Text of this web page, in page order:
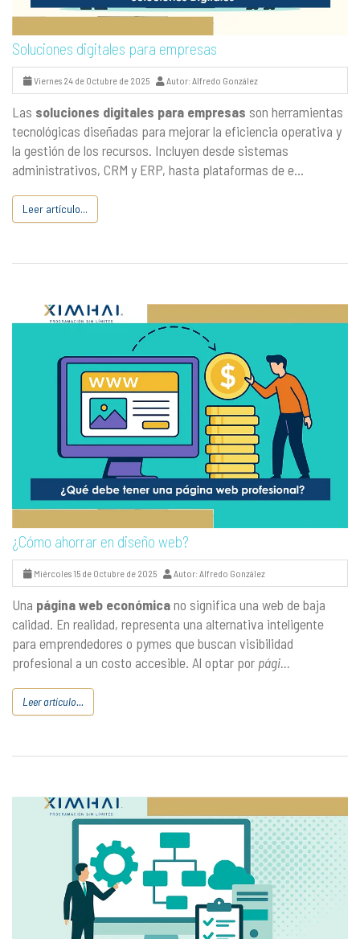
Soluciones digitales para empresas
Viernes 24 de Octubre de 2025 Autor: Alfredo González
Las soluciones digitales para empresas son herramientas
tecnológicas diseñadas para mejorar la eficiencia operativa y
la gestión de los recursos. Incluyen desde sistemas
administrativos, CRM y ERP, hasta plataformas de e...
Leer artículo...
¿Cómo ahorrar en diseño web?
Miércoles 15 de Octubre de 2025 Autor: Alfredo González
Una página web económicano significa una web de baja
calidad. En realidad, representa una alternativa inteligente
para emprendedores o pymes que buscan visibilidad
profesional a un costo accesible. Al optar por pági...
Leer artículo...